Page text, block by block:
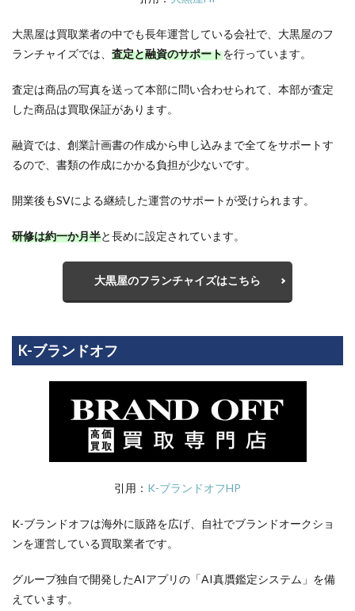
大黒屋は買取業者の中でも長年運営している会社で、大黒屋のフ
ランチャイズでは、 査定と融資のサポートを行っています。
査定は商品の写真を送って本部に問い合わせられて、本部が査定
した商品は買取保証があります。
融資では、創業計画書の作成から申し込みまで全てをサポートす
るので、書類の作成にかかる負担が少ないです。
開業後もSVによる継続した運営のサポートが受けられます。
研修は約一か月半と長めに設定されています。
大黒屋のフランチャイズはこちら
K-ブランドオフ
引用： K-ブランドオフHP
K-ブランドオフは海外に販路を広げ、自社でブランドオークショ
ンを運営している買取業者です。
グループ独自で開発したAIアプリの「AI真贋鑑定システム」を備
えています。